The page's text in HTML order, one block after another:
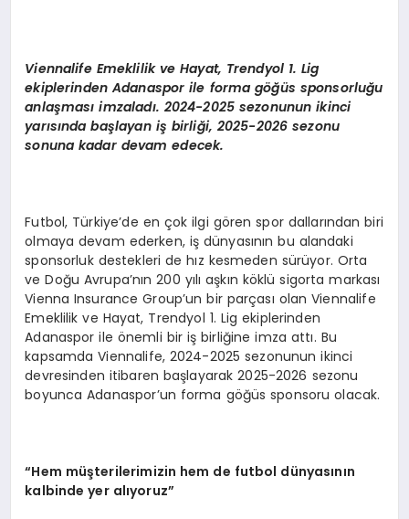
Viennalife Emeklilik ve Hayat, Trendyol 1. Lig
ekiplerinden Adanaspor ile forma göğüs sponsorluğu
anlaşması imzaladı. 2024-2025 sezonunun ikinci
yarısında başlayan iş birliği, 2025-2026 sezonu
sonuna kadar devam edecek.
Futbol, Türkiye’de en çok ilgi gören spor dallarından biri
olmaya devam ederken, iş dünyasının bu alandaki
sponsorluk destekleri de hız kesmeden sürüyor. Orta
ve Doğu Avrupa’nın 200 yılı aşkın köklü sigorta markası
Vienna Insurance Group’un bir parçası olan Viennalife
Emeklilik ve Hayat, Trendyol 1. Lig ekiplerinden
Adanaspor ile önemli bir iş birliğine imza attı. Bu
kapsamda Viennalife, 2024-2025 sezonunun ikinci
devresinden itibaren başlayarak 2025-2026 sezonu
boyunca Adanaspor’un forma göğüs sponsoru olacak.
“Hem müşterilerimizin hem de futbol dünyasının
kalbinde yer alıyoruz”